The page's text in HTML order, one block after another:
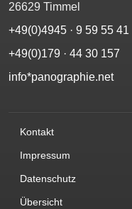
26629 Timmel
+49(0)4945 · 9 59 55 41
+49(0)179 · 44 30 157‬
info*panographie.net
Kontakt
Impressum
Datenschutz
Übersicht